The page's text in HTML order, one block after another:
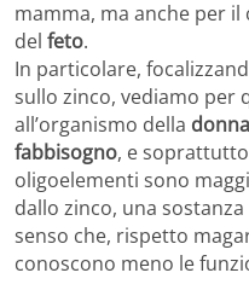
mamma, ma anche per
del feto.
In particolare,
sullo zinco, vediamo per
all’organismo della
fabbisogno, e
oligoelementi sono
dallo zinco, una
senso che, rispetto
conoscono meno le